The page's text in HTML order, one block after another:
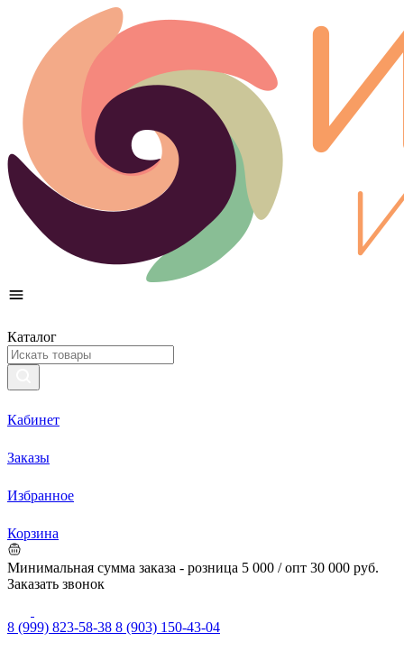
Каталог
Кабинет
Заказы
Избранное
Корзина
Минимальная сумма заказа - розница 5 000 / опт 30 000 руб.
Заказать звонок
8 (999) 823-58-38 8 (903) 150-43-04